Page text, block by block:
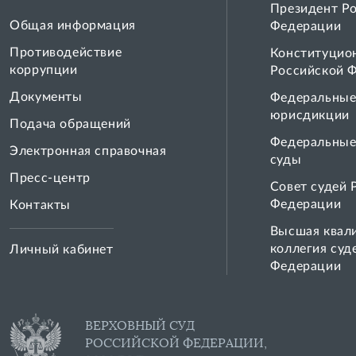
Общая информация
Противодействие
коррупции
Документы
Подача обращений
Электронная справочная
Пресс-центр
Контакты
Личный кабинет
Президент
Федерации
Российской
юрисдикции
суды
Совет cудей
Федерации
Высшая
коллегия
Федерации
ВЕРХОВНЫЙ СУД
РОССИЙСКОЙ ФЕДЕРАЦИИ,